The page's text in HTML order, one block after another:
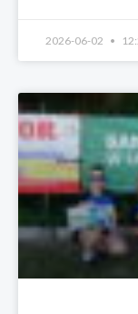
2026-06-02